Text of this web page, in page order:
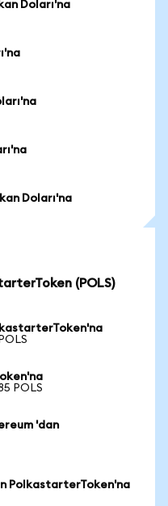
Doları'na
Doları'na
(POLS)
POLS
'dan
PolkastarterToken'na